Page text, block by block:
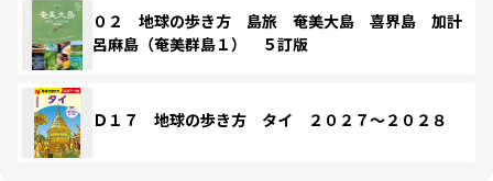
０２ 地球の歩き方 島旅 奄美大島 喜界島 加計
呂麻島（奄美群島１） ５訂版
Ｄ１７ 地球の歩き方 タイ ２０２７～２０２８